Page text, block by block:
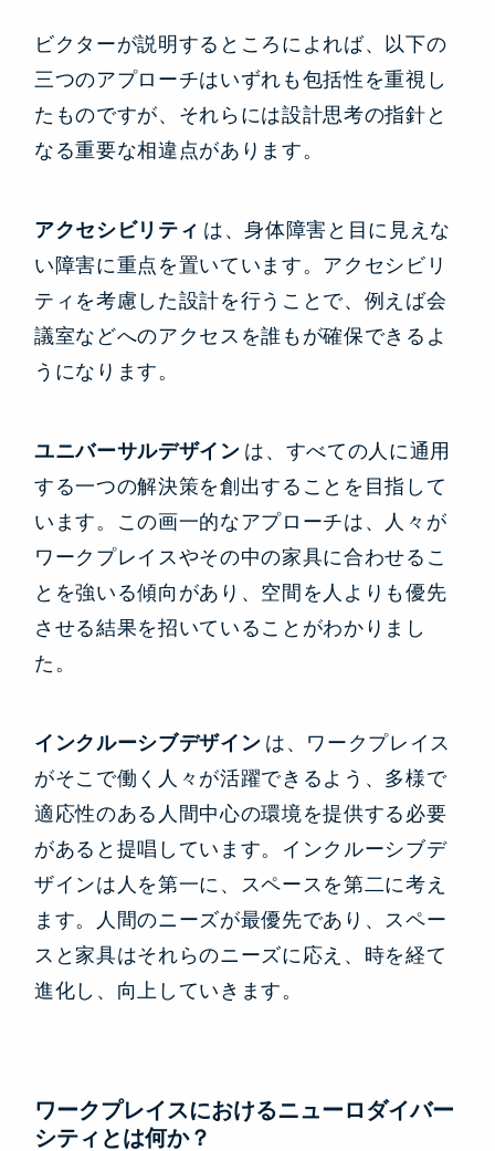
ビクターが説明するところによれば、以下の
三つのアプローチはいずれも包括性を重視し
たものですが、それらには設計思考の指針と
なる重要な相違点があります。
アクセシビリティ は、身体障害と目に見えな
い障害に重点を置いています。アクセシビリ
ティを考慮した設計を行うことで、例えば会
議室などへのアクセスを誰もが確保できるよ
うになります。
ユニバーサルデザイン は、すべての人に通用
する一つの解決策を創出することを目指して
います。この画一的なアプローチは、人々が
ワークプレイスやその中の家具に合わせるこ
とを強いる傾向があり、空間を人よりも優先
させる結果を招いていることがわかりまし
た。
インクルーシブデザイン は、ワークプレイス
がそこで働く人々が活躍できるよう、多様で
適応性のある人間中心の環境を提供する必要
があると提唱しています。インクルーシブデ
ザインは人を第一に、スペースを第二に考え
ます。人間のニーズが最優先であり、スペー
スと家具はそれらのニーズに応え、時を経て
進化し、向上していきます。
ワークプレイスにおけるニューロダイバー
シティとは何か？